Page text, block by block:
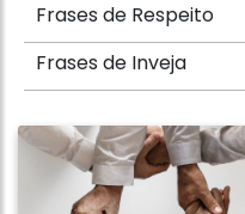
Frases de Respeito
Frases de Inveja